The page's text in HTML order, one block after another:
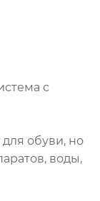
с
обуви, но
воды,